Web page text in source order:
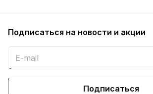
Подписаться на новости и акции
Подписаться